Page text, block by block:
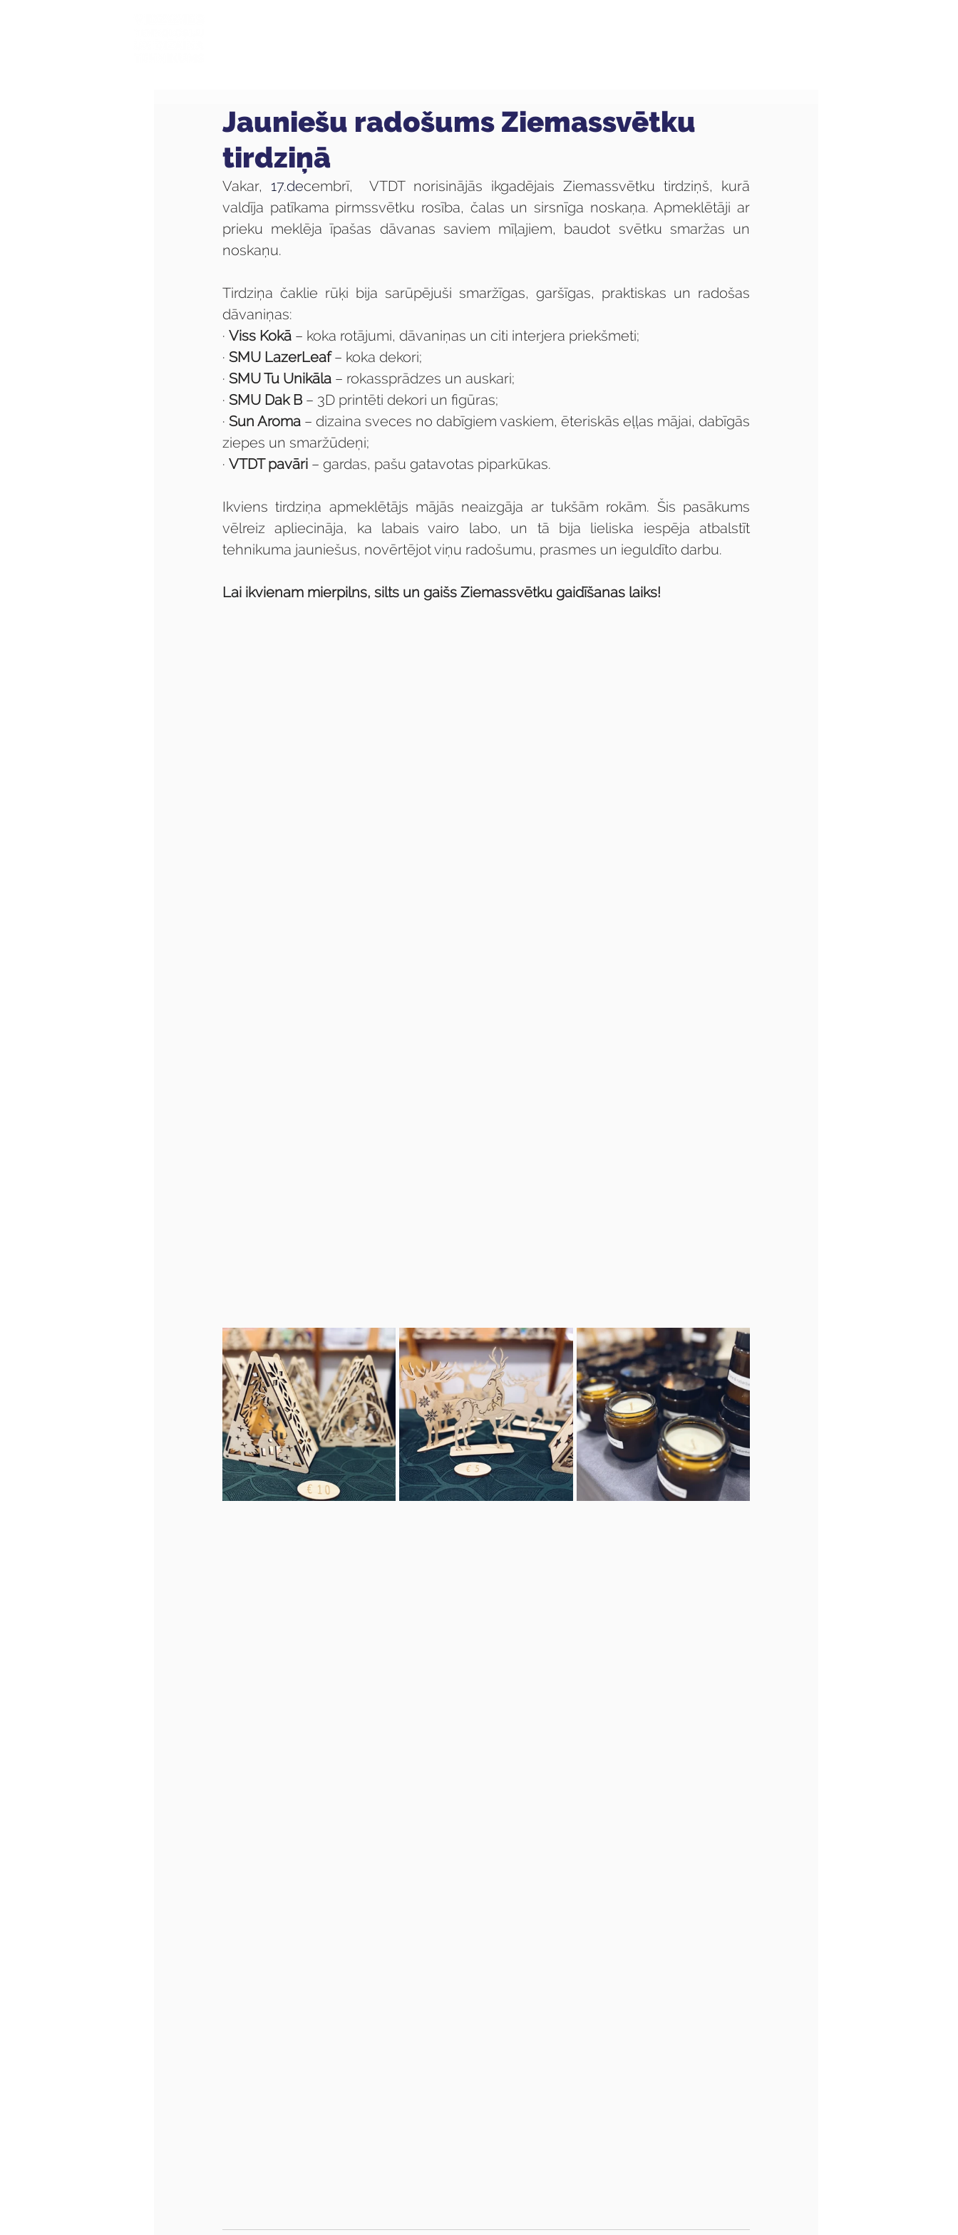
Jauniešu radošums Ziemassvētku
tirdziņā
Vakar, 17.decembrī,  VTDT norisinājās ikgadējais Ziemassvētku tirdziņš, kurā
valdīja patīkama pirmssvētku rosība, čalas un sirsnīga noskaņa. Apmeklētāji ar
prieku meklēja īpašas dāvanas saviem mīļajiem, baudot svētku smaržas un
noskaņu.
Tirdziņa čaklie rūķi bija sarūpējuši smaržīgas, garšīgas, praktiskas un radošas
dāvaniņas:
· Viss Kokā – koka rotājumi, dāvaniņas un citi interjera priekšmeti;
· SMU LazerLeaf – koka dekori;
· SMU Tu Unikāla – rokassprādzes un auskari;
· SMU Dak B – 3D printēti dekori un figūras;
· Sun Aroma – dizaina sveces no dabīgiem vaskiem, ēteriskās eļļas mājai, dabīgās
ziepes un smaržūdeņi;
· VTDT pavāri – gardas, pašu gatavotas piparkūkas.
Ikviens tirdziņa apmeklētājs mājās neaizgāja ar tukšām rokām. Šis pasākums
vēlreiz apliecināja, ka labais vairo labo, un tā bija lieliska iespēja atbalstīt
tehnikuma jauniešus, novērtējot viņu radošumu, prasmes un ieguldīto darbu.
Lai ikvienam mierpilns, silts un gaišs Ziemassvētku gaidīšanas laiks!